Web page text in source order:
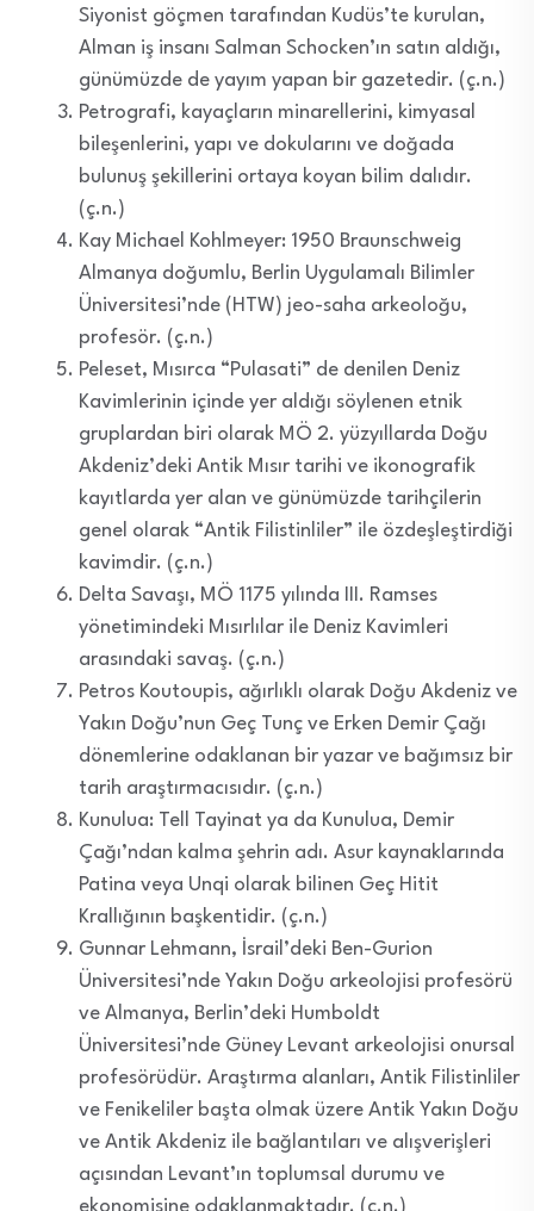
Siyonist göçmen tarafından Kudüs’te kurulan,
Alman iş insanı Salman Schocken’ın satın aldığı,
günümüzde de yayım yapan bir gazetedir. (ç.n.)
Petrografi, kayaçların minarellerini, kimyasal
bileşenlerini, yapı ve dokularını ve doğada
bulunuş şekillerini ortaya koyan bilim dalıdır.
(ç.n.)
Kay Michael Kohlmeyer: 1950 Braunschweig
Almanya doğumlu, Berlin Uygulamalı Bilimler
Üniversitesi’nde (HTW) jeo-saha arkeoloğu,
profesör. (ç.n.)
Peleset, Mısırca “Pulasati” de denilen Deniz
Kavimlerinin içinde yer aldığı söylenen etnik
gruplardan biri olarak MÖ 2. yüzyıllarda Doğu
Akdeniz’deki Antik Mısır tarihi ve ikonografik
kayıtlarda yer alan ve günümüzde tarihçilerin
genel olarak “Antik Filistinliler” ile özdeşleştirdiği
kavimdir. (ç.n.)
Delta Savaşı, MÖ 1175 yılında III. Ramses
yönetimindeki Mısırlılar ile Deniz Kavimleri
arasındaki savaş. (ç.n.)
Petros Koutoupis, ağırlıklı olarak Doğu Akdeniz ve
Yakın Doğu’nun Geç Tunç ve Erken Demir Çağı
dönemlerine odaklanan bir yazar ve bağımsız bir
tarih araştırmacısıdır. (ç.n.)
Kunulua: Tell Tayinat ya da Kunulua, Demir
Çağı’ndan kalma şehrin adı. Asur kaynaklarında
Patina veya Unqi olarak bilinen Geç Hitit
Krallığının başkentidir. (ç.n.)
Gunnar Lehmann, İsrail’deki Ben-Gurion
Üniversitesi’nde Yakın Doğu arkeolojisi profesörü
ve Almanya, Berlin’deki Humboldt
Üniversitesi’nde Güney Levant arkeolojisi onursal
profesörüdür. Araştırma alanları, Antik Filistinliler
ve Fenikeliler başta olmak üzere Antik Yakın Doğu
ve Antik Akdeniz ile bağlantıları ve alışverişleri
açısından Levant’ın toplumsal durumu ve
ekonomisine odaklanmaktadır. (ç.n.)